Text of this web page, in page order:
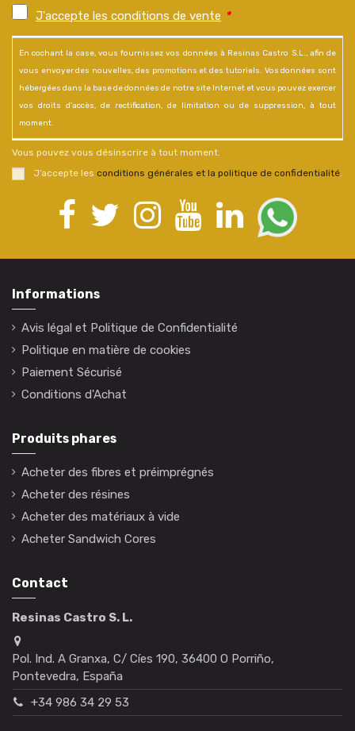
J'accepte les conditions de vente *
En cochant la case, vous fournissez vos données à Resinas Castro S.L., afin de
vous envoyer des nouvelles, des promotions et des tutoriels. Vos données sont
hébergées dans la base de données de notre site Internet et vous pouvez exercer
vos droits d'accès, de rectification, de limitation ou de suppression, à tout
moment.
Vous pouvez vous désinscrire à tout moment.
J’accepte les conditions générales et la politique de confidentialité.
Informations
Avis légal et Politique de Confidentialité
Politique en matière de cookies
Paiement Sécurisé
Conditions d'Achat
Produits phares
Acheter des fibres et préimprégnés
Acheter des résines
Acheter des matériaux à vide
Acheter Sandwich Cores
Contact
Resinas Castro S. L.
Pol. Ind. A Granxa, C/ Cíes 190, 36400 O Porriño,
Pontevedra, España
+34 986 34 29 53